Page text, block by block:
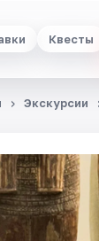
Квесты
Экскурсии